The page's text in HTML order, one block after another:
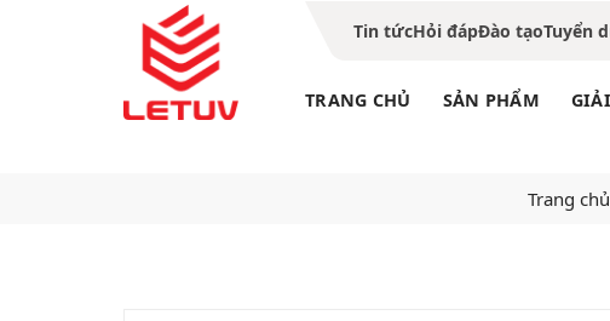
Tin tứcHỏi đápĐào tạoTuyển
TRANG CHỦ SẢN PHẨM
Trang chủ